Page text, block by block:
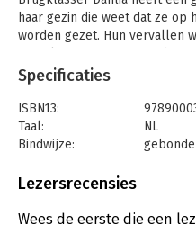
haar gezin die weet dat ze op
worden gezet. Hun vervallen
een van de machtigste
dat hij niet alleen met
Dahlia besluit het callcenter
te vragen. Hier bieden in het
standbeelden een luisterend
problemen en
koppige waterspuwer, Dahlia
Zwartwater nog op tijd
de stad te redden?
Specificaties
ISBN13:
Taal:
NL
Bindwijze:
Uitgever:
Verschijningsdatum:
19-3-
Lezersrecensies
Wees de eerste die een